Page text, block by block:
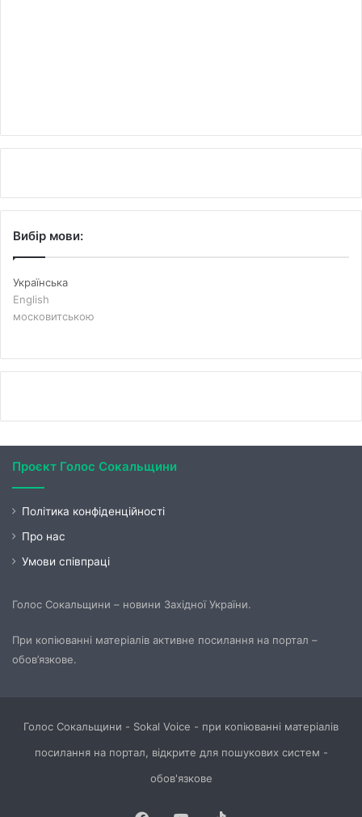
Вибір мови:
Українська
English
московитською
Проєкт Голос Сокальщини
Політика конфіденційності
Про нас
Умови співпраці
Голос Сокальщини – новини Західної України.
При копіюванні матеріалів активне посилання на портал –
обов’язкове.
Голос Сокальщини - Sokal Voice - при копіюванні матеріалів
посилання на портал, відкрите для пошукових систем -
обов'язкове